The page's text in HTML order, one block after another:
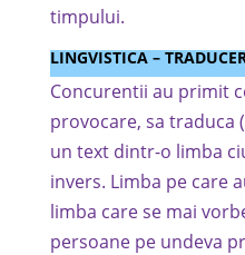
timpului.
LINGVISTICA –
Concurentii au primit
provocare, sa traduca
un text dintr-o limba
invers. Limba pe care
limba care se mai
persoane pe undeva